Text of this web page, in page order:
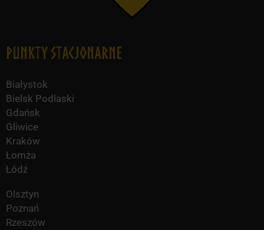
Punkty Stacjonarne
Białystok
Bielsk Podlaski
Gdańsk
Gliwice
Kraków
Łomża
Łódź
Olsztyn
Poznań
Rzeszów